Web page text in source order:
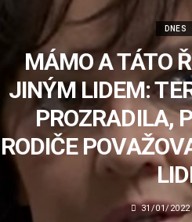
DNES
MÁMO A TÁTO
JINÝM LIDEM:
PROZRADILA,
RODIČE
31/01/2022